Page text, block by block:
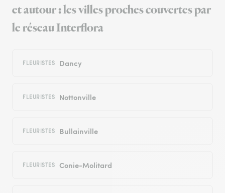
et autour : les villes proches couvertes par
le réseau Interflora
FLEURISTES Dancy
FLEURISTES Nottonville
FLEURISTES Bullainville
FLEURISTES Conie-Molitard